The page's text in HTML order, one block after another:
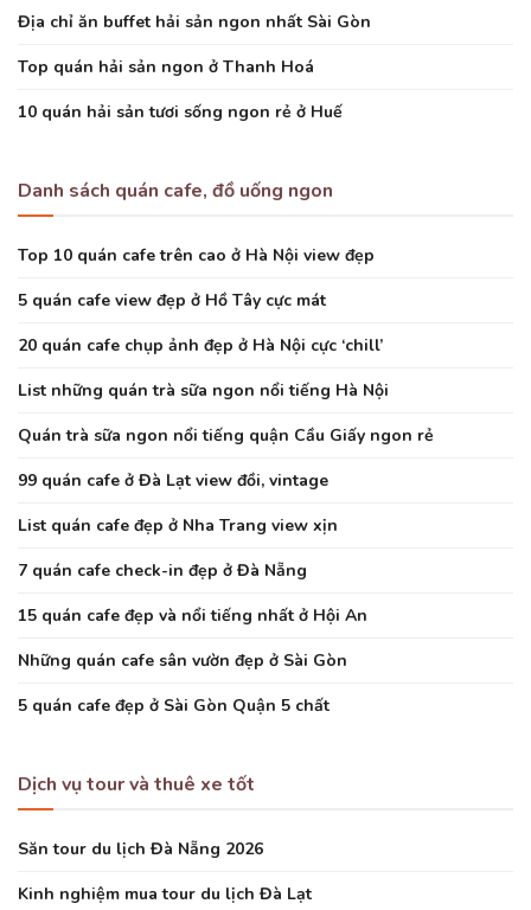
Địa chỉ ăn buffet hải sản ngon nhất Sài Gòn
Top quán hải sản ngon ở Thanh Hoá
10 quán hải sản tươi sống ngon rẻ ở Huế
Danh sách quán cafe, đồ uống ngon
Top 10 quán cafe trên cao ở Hà Nội view đẹp
5 quán cafe view đẹp ở Hồ Tây cực mát
20 quán cafe chụp ảnh đẹp ở Hà Nội cực ‘chill’
List những quán trà sữa ngon nổi tiếng Hà Nội
Quán trà sữa ngon nổi tiếng quận Cầu Giấy ngon rẻ
99 quán cafe ở Đà Lạt view đồi, vintage
List quán cafe đẹp ở Nha Trang view xịn
7 quán cafe check-in đẹp ở Đà Nẵng
15 quán cafe đẹp và nổi tiếng nhất ở Hội An
Những quán cafe sân vườn đẹp ở Sài Gòn
5 quán cafe đẹp ở Sài Gòn Quận 5 chất
Dịch vụ tour và thuê xe tốt
Săn tour du lịch Đà Nẵng 2026
Kinh nghiệm mua tour du lịch Đà Lạt